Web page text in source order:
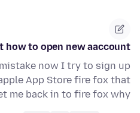
how to open new aaccount
now I try to sign up
App Store fire fox that
me back in to fire fox why